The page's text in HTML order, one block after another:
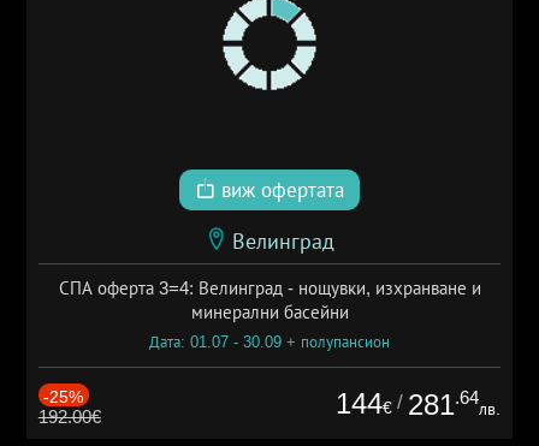
виж офертата
Велинград
СПА оферта 3=4: Велинград - нощувки, изхранване и
минерални басейни
Дата: 01.07 - 30.09 + полупансион
-25%
192.00€ 144€ / 281.64
лв.